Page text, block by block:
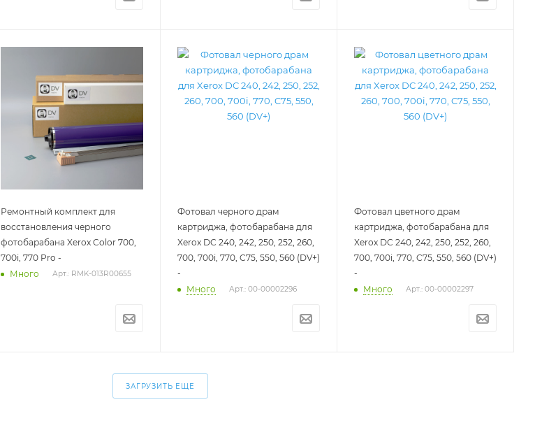
Ремонтный комплект для
восстановления черного
фотобарабана Xerox Color 700,
700i, 770 Pro -
Много
Арт.: RMK-013R00655
Фотовал черного драм
картриджа, фотобарабана для
Xerox DC 240, 242, 250, 252, 260,
700, 700i, 770, C75, 550, 560 (DV+)
-
Много
Арт.: 00-00002296
Фотовал цветного драм
картриджа, фотобарабана для
Xerox DC 240, 242, 250, 252, 260,
700, 700i, 770, C75, 550, 560 (DV+)
-
Много
Арт.: 00-00002297
ЗАГРУЗИТЬ ЕЩЕ